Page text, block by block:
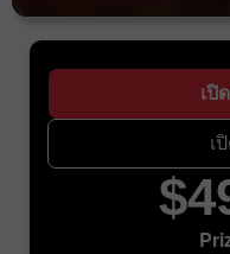
เปิ
เ